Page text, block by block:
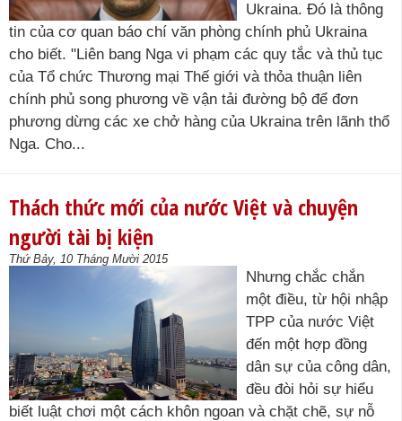
Ukraina. Đó là thông
tin của cơ quan báo chí văn phòng chính phủ Ukraina
cho biết. "Liên bang Nga vi phạm các quy tắc và thủ tục
của Tổ chức Thương mại Thế giới và thỏa thuận liên
chính phủ song phương về vận tải đường bộ để đơn
phương dừng các xe chở hàng của Ukraina trên lãnh thổ
Nga. Cho...
Thách thức mới của nước Việt và chuyện
người tài bị kiện
Thứ Bảy, 10 Tháng Mười 2015
Nhưng chắc chắn
một điều, từ hội nhập
TPP của nước Việt
đến một hợp đồng
dân sự của công dân,
đều đòi hỏi sự hiểu
biết luật chơi một cách khôn ngoan và chặt chẽ, sự nỗ